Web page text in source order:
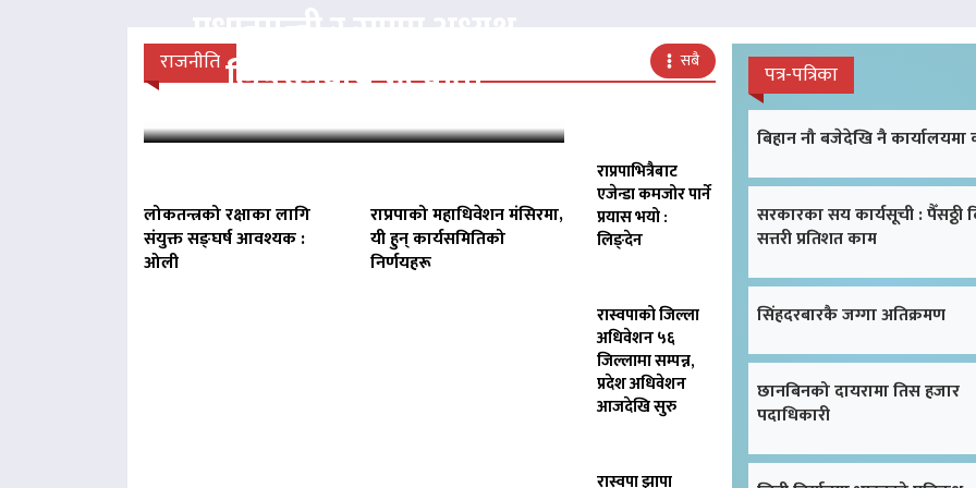
राजनीति सबै
प्रधानमन्त्री र राप्रपा अध्यक्ष
लिङदेनबीच भेटवार्ता
लोकतन्त्रको रक्षाका लागि
संयुक्त सङ्घर्ष आवश्यक :
ओली
राप्रपाको महाधिवेशन मंसिरमा,
यी हुन् कार्यसमितिको
निर्णयहरू
राप्रपाभित्रैबाट
एजेन्डा कमजोर पार्ने
प्रयास भयो :
लिङ्देन
रास्वपाको जिल्ला
अधिवेशन ५६
जिल्लामा सम्पन्न,
प्रदेश अधिवेशन
आजदेखि सुरु
रास्वपा झापा
पत्र-पत्रिका
बिहान नौ बजेदेखि नै कार्यालयमा
सरकारका सय कार्यसूची : पैँसठ्ठी
सत्तरी प्रतिशत काम
सिंहदरबारकै जग्गा अतिक्रमण
छानबिनको दायरामा तिस हजार
पदाधिकारी